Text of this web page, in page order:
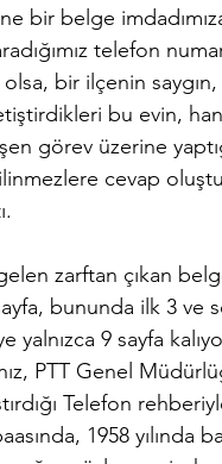
bir belge
aradığımız telefon
bir ilçenin
bu evin,
görev üzerine
cevap
zarftan çıkan
bununda ilk 3 ve
yalnızca 9 sayfa
PTT Genel
Telefon
1958 yılında